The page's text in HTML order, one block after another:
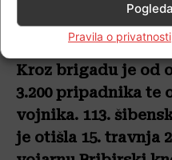
Pravila o privatnosti
Kroz brigadu je od
3.200 pripadnika te
vojnika. 113.
je otišla 15. travnja